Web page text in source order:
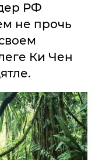
РФ
не прочь
Ки Чен